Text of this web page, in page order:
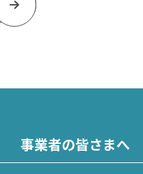
事業者の皆さまへ